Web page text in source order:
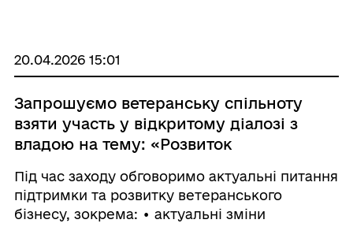
20.04.2026 15:01
Запрошуємо ветеранську спільноту
взяти участь у відкритому діалозі з
владою на тему: «Розвиток
законодавчі новації, грантові
можливості та податковий супровід»
Під час заходу обговоримо актуальні питання
підтримки та розвитку ветеранського
бізнесу, зокрема: • актуальні зміни